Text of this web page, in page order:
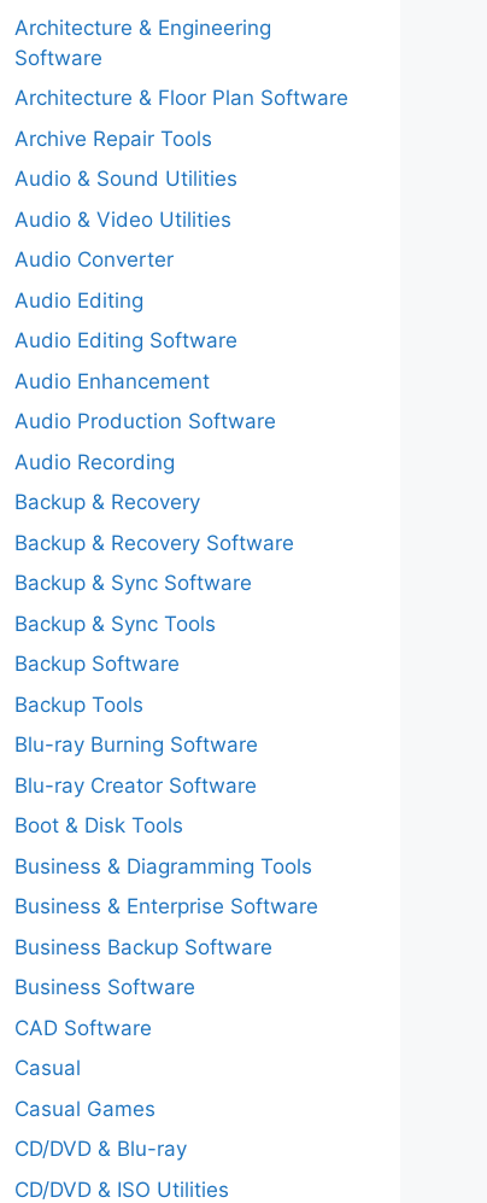
Architecture & Engineering
Software
Architecture & Floor Plan Software
Archive Repair Tools
Audio & Sound Utilities
Audio & Video Utilities
Audio Converter
Audio Editing
Audio Editing Software
Audio Enhancement
Audio Production Software
Audio Recording
Backup & Recovery
Backup & Recovery Software
Backup & Sync Software
Backup & Sync Tools
Backup Software
Backup Tools
Blu-ray Burning Software
Blu-ray Creator Software
Boot & Disk Tools
Business & Diagramming Tools
Business & Enterprise Software
Business Backup Software
Business Software
CAD Software
Casual
Casual Games
CD/DVD & Blu-ray
CD/DVD & ISO Utilities